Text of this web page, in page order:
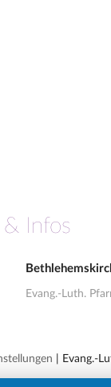
Infos
Evang.-Luth.
| Evang.-